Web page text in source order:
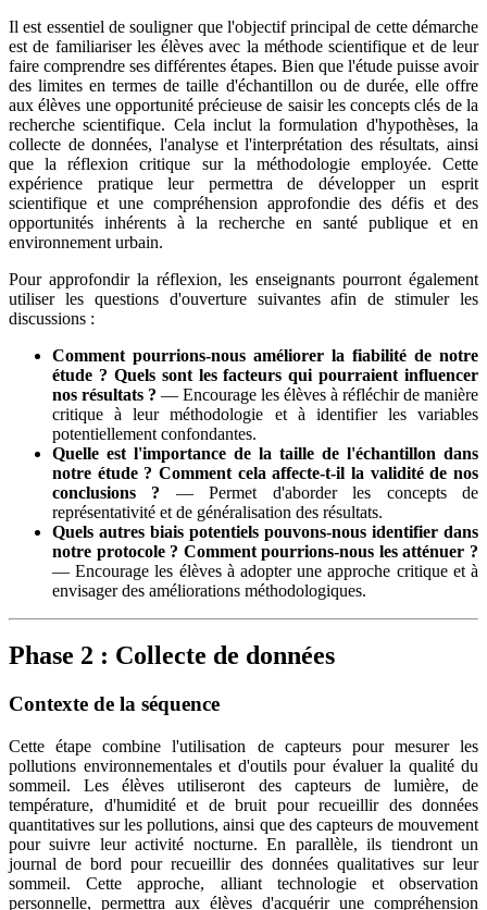
Il est essentiel de souligner que l'objectif principal de cette démarche
est de familiariser les élèves avec la méthode scientifique et de leur
faire comprendre ses différentes étapes. Bien que l'étude puisse avoir
des limites en termes de taille d'échantillon ou de durée, elle offre
aux élèves une opportunité précieuse de saisir les concepts clés de la
recherche scientifique. Cela inclut la formulation d'hypothèses, la
collecte de données, l'analyse et l'interprétation des résultats, ainsi
que la réflexion critique sur la méthodologie employée. Cette
expérience pratique leur permettra de développer un esprit
scientifique et une compréhension approfondie des défis et des
opportunités inhérents à la recherche en santé publique et en
environnement urbain.
Pour approfondir la réflexion, les enseignants pourront également
utiliser les questions d'ouverture suivantes afin de stimuler les
discussions :
Comment pourrions-nous améliorer la fiabilité de notre
étude ? Quels sont les facteurs qui pourraient influencer
nos résultats ? — Encourage les élèves à réfléchir de manière
critique à leur méthodologie et à identifier les variables
potentiellement confondantes.
Quelle est l'importance de la taille de l'échantillon dans
notre étude ? Comment cela affecte-t-il la validité de nos
conclusions ? — Permet d'aborder les concepts de
représentativité et de généralisation des résultats.
Quels autres biais potentiels pouvons-nous identifier dans
notre protocole ? Comment pourrions-nous les atténuer ?
— Encourage les élèves à adopter une approche critique et à
envisager des améliorations méthodologiques.
Phase 2 : Collecte de données
Contexte de la séquence
Cette étape combine l'utilisation de capteurs pour mesurer les
pollutions environnementales et d'outils pour évaluer la qualité du
sommeil. Les élèves utiliseront des capteurs de lumière, de
température, d'humidité et de bruit pour recueillir des données
quantitatives sur les pollutions, ainsi que des capteurs de mouvement
pour suivre leur activité nocturne. En parallèle, ils tiendront un
journal de bord pour recueillir des données qualitatives sur leur
sommeil. Cette approche, alliant technologie et observation
personnelle, permettra aux élèves d'acquérir une compréhension